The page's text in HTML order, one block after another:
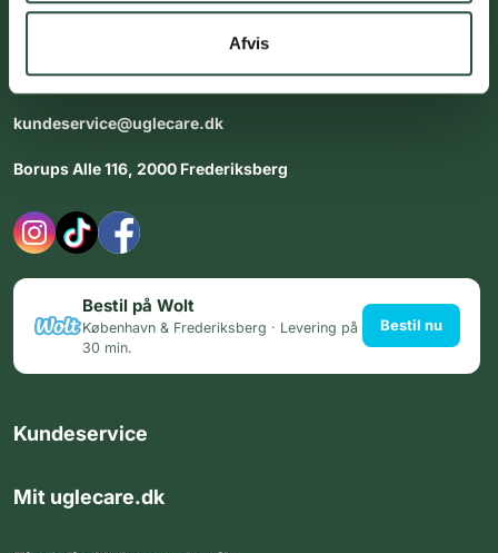
Afvis
dig med personlig rådgiving - alle dage.
Åbningstider i butikken:Alle dage 8:00 - 22:00
kundeservice@uglecare.dk
Borups Alle 116, 2000 Frederiksberg
Bestil på Wolt
København & Frederiksberg · Levering på
30 min.
Bestil nu
Kundeservice
Mit uglecare.dk